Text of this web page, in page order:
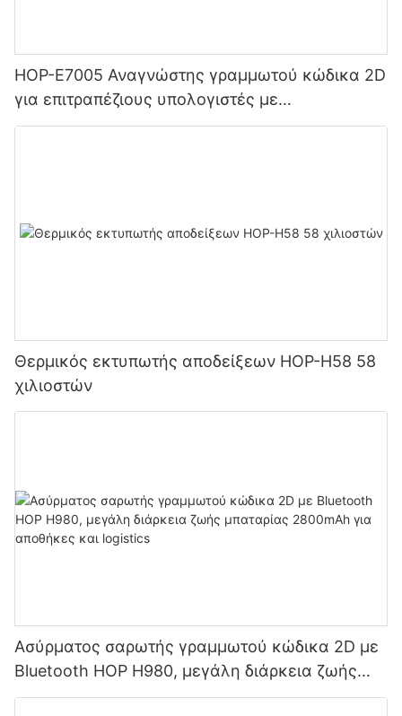
HOP-E7005 Αναγνώστης γραμμωτού κώδικα 2D
για επιτραπέζιους υπολογιστές με
συνδεσιμότητα USB Plug and Play
Θερμικός εκτυπωτής αποδείξεων HOP-H58 58
χιλιοστών
Ασύρματος σαρωτής γραμμωτού κώδικα 2D με
Bluetooth HOP H980, μεγάλη διάρκεια ζωής
μπαταρίας 2800mAh για αποθήκες και logistics